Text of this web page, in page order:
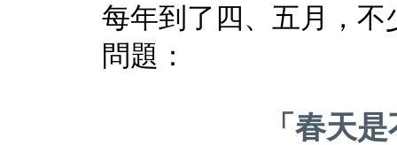
每年到了四、五月，
問題：
「春天